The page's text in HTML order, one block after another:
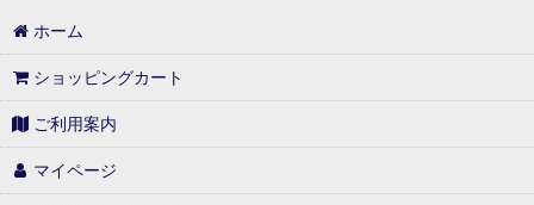
ホーム
ショッピングカート
ご利用案内
マイページ